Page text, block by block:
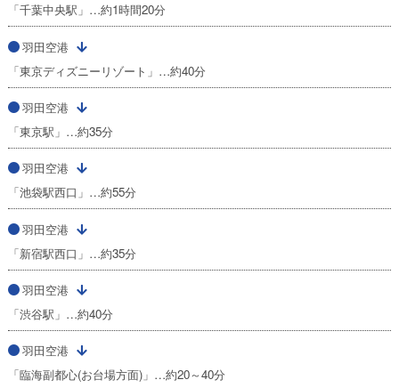
「千葉中央駅」…約1時間20分
羽田空港
「東京ディズニーリゾート」…約40分
羽田空港
「東京駅」…約35分
羽田空港
「池袋駅西口」…約55分
羽田空港
「新宿駅西口」…約35分
羽田空港
「渋谷駅」…約40分
羽田空港
「臨海副都心(お台場方面)」…約20～40分